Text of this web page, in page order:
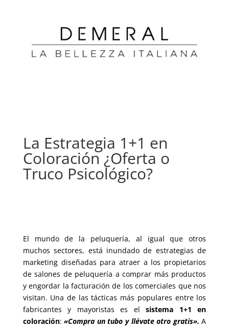
La Estrategia 1+1 en
Coloración ¿Oferta o
Truco Psicológico?
El mundo de la peluquería, al igual que otros
muchos sectores, está inundado de estrategias de
marketing diseñadas para atraer a los propietarios
de salones de peluquería a comprar más productos
y engordar la facturación de los comerciales que nos
visitan. Una de las tácticas más populares entre los
fabricantes y mayoristas es elsistema 1+1 en
coloración: «Compra un tubo y llévate otro gratis». A